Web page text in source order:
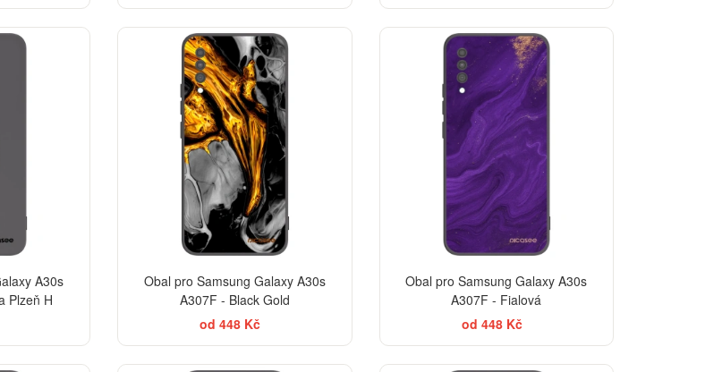
A30s
Plzeň H
Obal pro Samsung Galaxy A30s
A307F - Black Gold
od 448 Kč
Obal pro Samsung Galaxy A30s
A307F - Fialová
od 448 Kč